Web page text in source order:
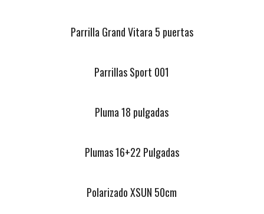
Parrilla Grand Vitara 5 puertas
Parrillas Sport 001
Pluma 18 pulgadas
Plumas 16+22 Pulgadas
Polarizado XSUN 50cm